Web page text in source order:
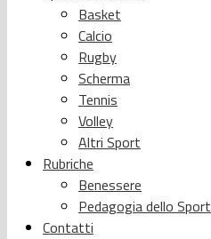
Basket
Calcio
Rugby
Scherma
Tennis
Volley
Altri Sport
Rubriche
Benessere
Pedagogia dello Sport
Contatti